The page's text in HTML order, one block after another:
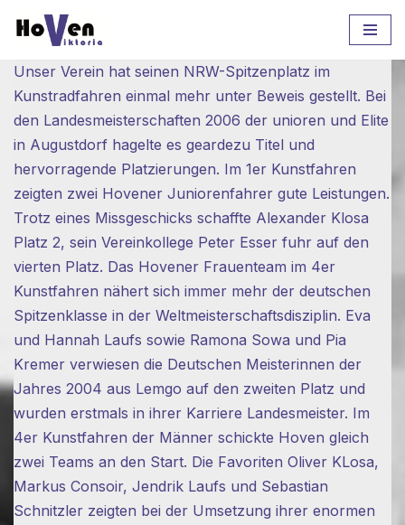
Inhalt
springen
Unser Verein hat seinen NRW-Spitzenplatz im
Kunstradfahren einmal mehr unter Beweis gestellt. Bei
den Landesmeisterschaften 2006 der unioren und Elite
in Augustdorf hagelte es geardezu Titel und
hervorragende Platzierungen. Im 1er Kunstfahren
zeigten zwei Hovener Juniorenfahrer gute Leistungen.
Trotz eines Missgeschicks schaffte Alexander Klosa
Platz 2, sein Vereinkollege Peter Esser fuhr auf den
vierten Platz. Das Hovener Frauenteam im 4er
Kunstfahren nähert sich immer mehr der deutschen
Spitzenklasse in der Weltmeisterschaftsdisziplin. Eva
und Hannah Laufs sowie Ramona Sowa und Pia
Kremer verwiesen die Deutschen Meisterinnen der
Jahres 2004 aus Lemgo auf den zweiten Platz und
wurden erstmals in ihrer Karriere Landesmeister. Im
4er Kunstfahren der Männer schickte Hoven gleich
zwei Teams an den Start. Die Favoriten Oliver KLosa,
Markus Consoir, Jendrik Laufs und Sebastian
Schnitzler zeigten bei der Umsetzung ihrer enormen